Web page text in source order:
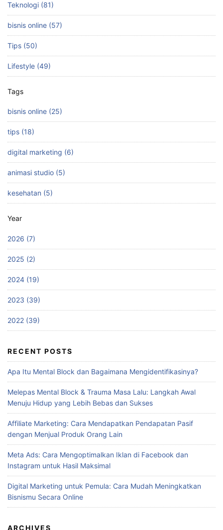
Teknologi (81)
bisnis online (57)
Tips (50)
Lifestyle (49)
Tags
bisnis online (25)
tips (18)
digital marketing (6)
animasi studio (5)
kesehatan (5)
Year
2026 (7)
2025 (2)
2024 (19)
2023 (39)
2022 (39)
RECENT POSTS
Apa Itu Mental Block dan Bagaimana Mengidentifikasinya?
Melepas Mental Block & Trauma Masa Lalu: Langkah Awal
Menuju Hidup yang Lebih Bebas dan Sukses
Affiliate Marketing: Cara Mendapatkan Pendapatan Pasif
dengan Menjual Produk Orang Lain
Meta Ads: Cara Mengoptimalkan Iklan di Facebook dan
Instagram untuk Hasil Maksimal
Digital Marketing untuk Pemula: Cara Mudah Meningkatkan
Bisnismu Secara Online
ARCHIVES